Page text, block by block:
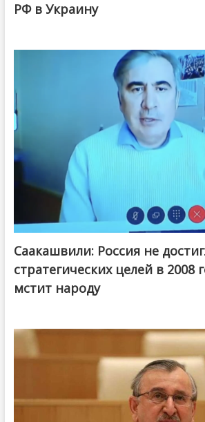
РФ в Украину
Саакашвили: Россия не
стратегических целей в 2008
мстит народу